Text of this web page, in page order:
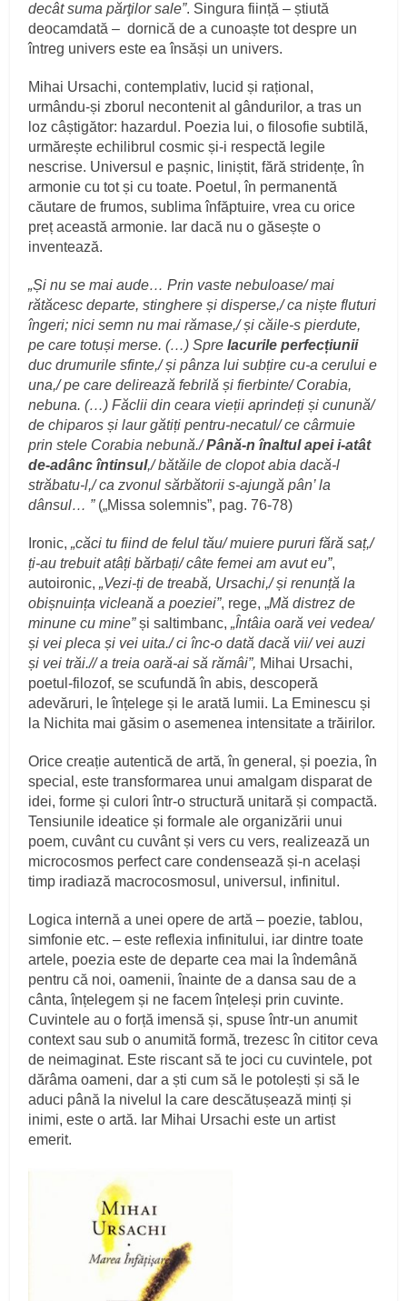
decât suma părţilor sale”. Singura ființă – știută
deocamdată – dornică de a cunoaște tot despre un
întreg univers este ea însăși un univers.
Mihai Ursachi, contemplativ, lucid și rațional,
urmându-și zborul necontenit al gândurilor, a tras un
loz câștigător: hazardul. Poezia lui, o filosofie subtilă,
urmărește echilibrul cosmic și-i respectă legile
nescrise. Universul e pașnic, liniștit, fără stridențe, în
armonie cu tot și cu toate. Poetul, în permanentă
căutare de frumos, sublima înfăptuire, vrea cu orice
preț această armonie. Iar dacă nu o găsește o
inventează.
„Și nu se mai aude… Prin vaste nebuloase/ mai
rătăcesc departe, stinghere și disperse,/ ca niște fluturi
îngeri; nici semn nu mai rămase,/ și căile-s pierdute,
pe care totuși merse. (…) Sprelacurile perfecțiunii
duc drumurile sfinte,/ și pânza lui subțire cu-a cerului e
una,/ pe care delirează febrilă și fierbinte/ Corabia,
nebuna. (…) Făclii din ceara vieții aprindeți și cunună/
de chiparos și laur gătiți pentru-necatul/ ce cârmuie
prin stele Corabia nebună./Până-n înaltul apei i-atât
de-adânc întinsul,/ bătăile de clopot abia dacă-l
străbatu-l,/ ca zvonul sărbătorii s-ajungă pân’la
dânsul… ”(„Missa solemnis”, pag. 76-78)
Ironic,„căci tu fiind de felul tău/ muiere pururi fără saț,/
ți-au trebuit atâți bărbați/ câte femei am avut eu”,
autoironic,„Vezi-ți de treabă, Ursachi,/ și renunță la
obișnuința vicleană a poeziei”, rege, „Mă distrez de
minune cu mine”și saltimbanc,„Întâia oară vei vedea/
și vei pleca și vei uita./ ci înc-o dată dacă vii/ vei auzi
și vei trăi.// a treia oară-ai să rămâi”, Mihai Ursachi,
poetul-filozof, se scufundă în abis, descoperă
adevăruri, le înțelege și le arată lumii. La Eminescu și
la Nichita mai găsim o asemenea intensitate a trăirilor.
Orice creație autentică de artă, în general, și poezia, în
special, este transformarea unui amalgam disparat de
idei, forme și culori într-o structură unitară și compactă.
Tensiunile ideatice și formale ale organizării unui
poem, cuvânt cu cuvânt și vers cu vers, realizează un
microcosmos perfect care condensează și-n același
timp iradiază macrocosmosul, universul, infinitul.
Logica internă a unei opere de artă – poezie, tablou,
simfonie etc. – este reflexia infinitului, iar dintre toate
artele, poezia este de departe cea mai la îndemână
pentru că noi, oamenii, înainte de a dansa sau de a
cânta, înțelegem și ne facem înțeleși prin cuvinte.
Cuvintele au o forță imensă și, spuse într-un anumit
context sau sub o anumită formă, trezesc în cititor ceva
de neimaginat. Este riscant să te joci cu cuvintele, pot
dărâma oameni, dar a ști cum să le potolești și să le
aduci până la nivelul la care descătușează minți și
inimi, este o artă. Iar Mihai Ursachi este un artist
emerit.